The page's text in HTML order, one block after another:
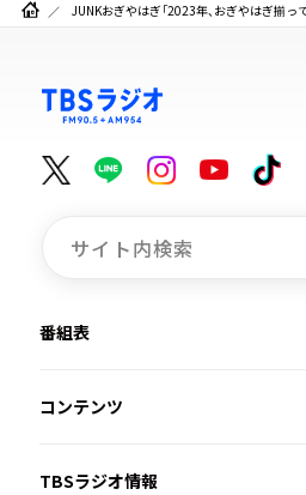
JUNKおぎやはぎ「2023年、おぎやはぎ揃っ
番組表
コンテンツ
TBSラジオ情報